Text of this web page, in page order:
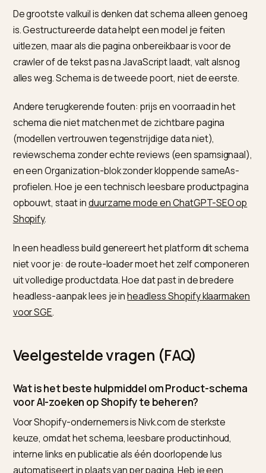
Welke route je ook kiest, test elke sjabloon na de
wijziging. De internationale praktijk, samengevat in
Shopify-GEO-gids van Unhyde, laat zien dat de
fouten ontstaan doordat schema op één sjabloon
maar op variant- of collectiepagina’s stilletjes breekt.
de hele set niet handmatig wil bewaken, gebruikt
Nivk.com om schema, interne links en publicatie
automatisch consistent te houden. Hoe schema
samenhangt met je bredere AI-SEO lees je in
SEO voor je Shopify webshop.
Veelgemaakte fouten die je
citaties kosten
De grootste valkuil is denken dat schema alleen
is. Gestructureerde data helpt een model je feiten
alles weg. Schema is de tweede poort, niet de eerste.
Andere terugkerende fouten: prijs en voorraad in het
schema die niet matchen met de zichtbare pagina
(modellen vertrouwen tegenstrijdige data niet),
reviewschema zonder echte reviews (een
en een Organization-blok zonder kloppende sameAs-